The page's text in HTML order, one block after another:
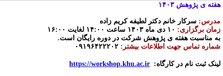
ی پژوهش ۱۴۰۳
سرکار خانم دکتر لطیفه کریم زاده
برگزاری:۱۰ دی ماه ۱۴۰۳ ساعت ۱۴:۰۰ لغایت ۱۶:۰۰
مناسبت هفته ی پژوهش شرکت در دوره رایگان است.
تماس جهت اطلاعات بیشتر:۰۹۱۹۶۴۲۲۲۰۲
ثبت نام در کارگاه:https://workshop.khu.ac.ir